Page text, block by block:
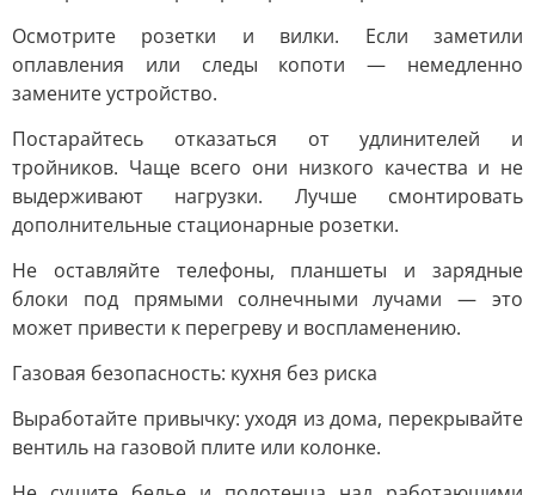
Осмотрите розетки и вилки. Если заметили
оплавления или следы копоти — немедленно
замените устройство.
Постарайтесь отказаться от удлинителей и
тройников. Чаще всего они низкого качества и не
выдерживают нагрузки. Лучше смонтировать
дополнительные стационарные розетки.
Не оставляйте телефоны, планшеты и зарядные
блоки под прямыми солнечными лучами — это
может привести к перегреву и воспламенению.
Газовая безопасность: кухня без риска
Выработайте привычку: уходя из дома, перекрывайте
вентиль на газовой плите или колонке.